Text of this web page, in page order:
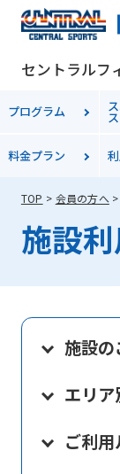
セントラルフ
プログラム
料金プラン
TOP 会員の方へ
施設
施設の
エリ
ご利